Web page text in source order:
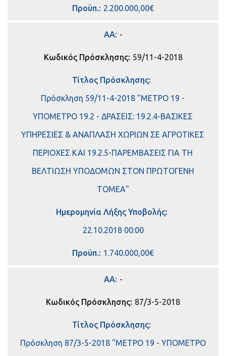
Πρoϋπ.: 2.200.000,00€
ΑΑ: -
Κωδικός Πρόσκλησης: 59/11-4-2018
Τίτλος Πρόσκλησης:
Πρόσκληση 59/11-4-2018 "ΜΕΤΡΟ 19 -
ΥΠΟΜΕΤΡΟ 19.2 - ΔΡΑΣΕΙΣ: 19.2.4-ΒΑΣΙΚΕΣ
ΥΠΗΡΕΣΙΕΣ & ΑΝΑΠΛΑΣΗ ΧΩΡΙΩΝ ΣΕ ΑΓΡΟΤΙΚΕΣ
ΠΕΡΙΟΧΕΣ ΚΑΙ 19.2.5-ΠΑΡΕΜΒΑΣΕΙΣ ΓΙΑ ΤΗ
ΒΕΛΤΙΩΣΗ ΥΠΟΔΟΜΩΝ ΣΤΟΝ ΠΡΩΤΟΓΕΝΗ
ΤΟΜΕΑ"
Ημερομηνία Λήξης Υποβολής:
22.10.2018 00:00
Πρoϋπ.: 1.740.000,00€
ΑΑ: -
Κωδικός Πρόσκλησης: 87/3-5-2018
Τίτλος Πρόσκλησης:
Πρόσκληση 87/3-5-2018 "ΜΕΤΡΟ 19 - ΥΠΟΜΕΤΡΟ